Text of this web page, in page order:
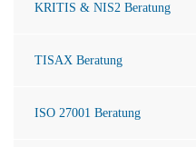
KRITIS & NIS2 Beratung
TISAX Beratung
ISO 27001 Beratung